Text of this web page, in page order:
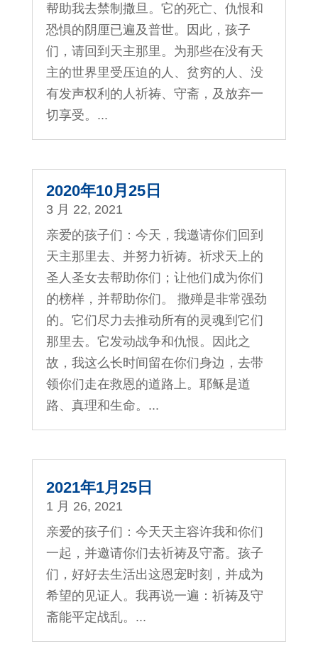
帮助我去禁制撒旦。它的死亡、仇恨和
恐惧的阴厘已遍及普世。因此，孩子
们，请回到天主那里。为那些在没有天
主的世界里受压迫的人、贫穷的人、没
有发声权利的人祈祷、守斋，及放弃一
切享受。...
2020年10月25日
3 月 22, 2021
亲爱的孩子们：今天，我邀请你们回到
天主那里去、并努力祈祷。祈求天上的
圣人圣女去帮助你们；让他们成为你们
的榜样，并帮助你们。 撒殚是非常强劲
的。它们尽力去推动所有的灵魂到它们
那里去。它发动战争和仇恨。因此之
故，我这么长时间留在你们身边，去带
领你们走在救恩的道路上。耶稣是道
路、真理和生命。...
2021年1月25日
1 月 26, 2021
亲爱的孩子们：今天天主容许我和你们
一起，并邀请你们去祈祷及守斋。孩子
们，好好去生活出这恩宠时刻，并成为
希望的见证人。我再说一遍：祈祷及守
斋能平定战乱。...